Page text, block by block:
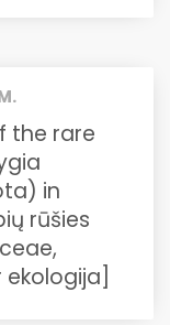
the rare
in
rūšies